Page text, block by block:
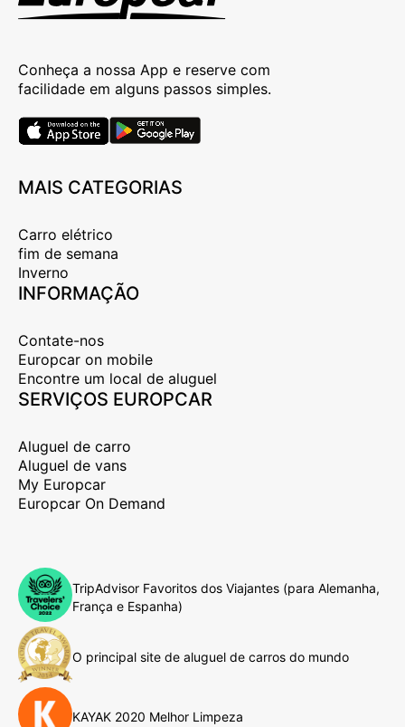
Conheça a nossa App e reserve com
facilidade em alguns passos simples.
MAIS CATEGORIAS
Carro elétrico
fim de semana
Inverno
INFORMAÇÃO
Contate-nos
Europcar on mobile
Encontre um local de aluguel
SERVIÇOS EUROPCAR
Aluguel de carro
Aluguel de vans
My Europcar
Europcar On Demand
TripAdvisor Favoritos dos Viajantes (para Alemanha,
França e Espanha)
O principal site de aluguel de carros do mundo
KAYAK 2020 Melhor Limpeza